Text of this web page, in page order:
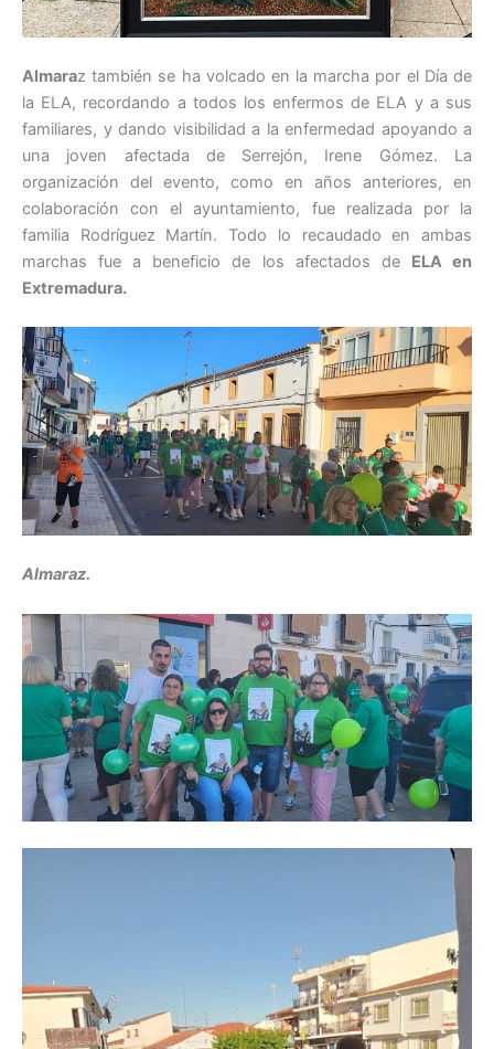
Almaraz también se ha volcado en la marcha por el Día de
la ELA, recordando a todos los enfermos de ELA y a sus
familiares, y dando visibilidad a la enfermedad apoyando a
una joven afectada de Serrejón, Irene Gómez. La
organización del evento, como en años anteriores, en
colaboración con el ayuntamiento, fue realizada por la
familia Rodríguez Martín. Todo lo recaudado en ambas
marchas fue a beneficio de los afectados de ELA en
Extremadura.
Almaraz.